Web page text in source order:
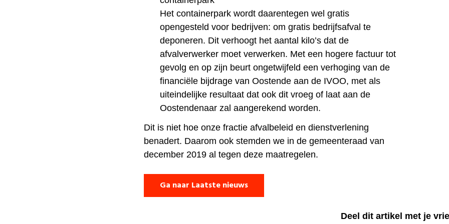
Het containerpark wordt daarentegen wel gratis
opengesteld voor bedrijven: om gratis bedrijfsafval te
deponeren. Dit verhoogt het aantal kilo’s dat de
afvalverwerker moet verwerken. Met een hogere factuur tot
gevolg en op zijn beurt ongetwijfeld een verhoging van de
financiële bijdrage van Oostende aan de IVOO, met als
uiteindelijke resultaat dat ook dit vroeg of laat aan de
Oostendenaar zal aangerekend worden.
Dit is niet hoe onze fractie afvalbeleid en dienstverlening
benadert. Daarom ook stemden we in de gemeenteraad van
december 2019 al tegen deze maatregelen.
Ga naar Laatste nieuws
Deel dit artikel met je